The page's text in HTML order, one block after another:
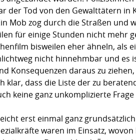
der Tod von den Gewalttätern
Mob zog durch die Straßen
für einige Stunden nicht mehr
bisweilen eher ähneln, als
nicht hinnehmbar und
Konsequenzen daraus zu
klar, dass die Liste der zu
keine ganz unkomplizierte
erst einmal ganz
waren im Einsatz,